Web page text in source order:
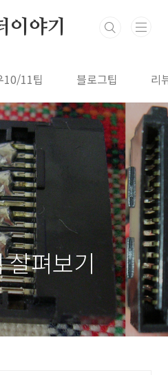
이야기
10/11팁 블로그팁 리
살펴보기